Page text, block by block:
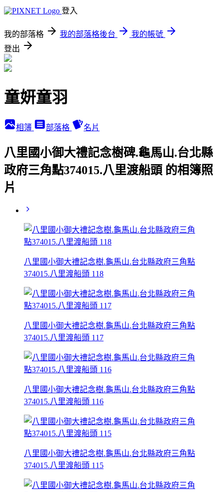
登入
我的部落格 我的部落格後台
我的帳號
登出
童妍童羽
相簿 部落格 名片
八里國小御大禮記念樹碑.龜馬山.台北縣
政府三角點374015.八里渡船頭 的相簿照
片
八里國小御大禮記念樹.龜馬山.台北縣政府三角點
374015.八里渡船頭 118
八里國小御大禮記念樹.龜馬山.台北縣政府三角點
374015.八里渡船頭 117
八里國小御大禮記念樹.龜馬山.台北縣政府三角點
374015.八里渡船頭 116
八里國小御大禮記念樹.龜馬山.台北縣政府三角點
374015.八里渡船頭 115